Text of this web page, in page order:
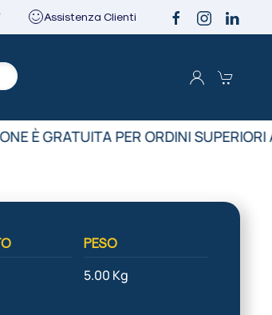
Assistenza Clienti
È GRATUITA PER ORDINI SUPERIORI
PESO
5.00 Kg